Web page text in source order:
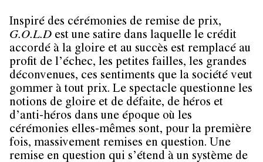
Inspiré des cérémonies de remise de prix,
G.O.L.D est une satire dans laquelle le crédit
accordé à la gloire et au succès est remplacé au
profit de l’échec, les petites failles, les grandes
déconvenues, ces sentiments que la société veut
gommer à tout prix. Le spectacle questionne les
notions de gloire et de défaite, de héros et
d’anti-héros dans une époque où les
cérémonies elles-mêmes sont, pour la première
fois, massivement remises en question. Une
remise en question qui s’étend à un système de